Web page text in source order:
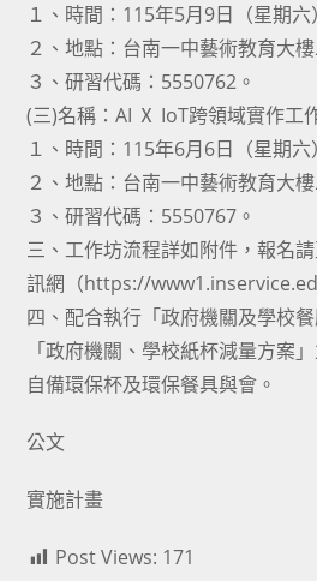
１、時間：115年5月9日（星期六
２、地點：台南一中藝術教育大
３、研習代碼：5550762。
(三)名稱：AI Ⅹ IoT跨領域實作工
１、時間：115年6月6日（星期六
２、地點：台南一中藝術教育大
３、研習代碼：5550767。
三、工作坊流程詳如附件，報名
訊網（https://
四、配合執行「政府機關及學校
「政府機關、學校紙杯減量方案
自備環保杯及環保餐具與會。
公文
實施計畫
Post Views: 171